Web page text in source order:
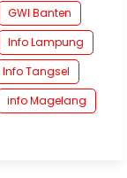
GWI Banten
Info Lampung
Info Tangsel
info Magelang